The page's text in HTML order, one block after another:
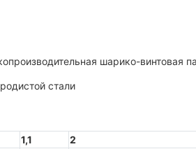
шарико-винтовая
стали
1,1 2